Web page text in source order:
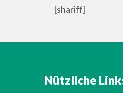
[shariff]
Nützliche